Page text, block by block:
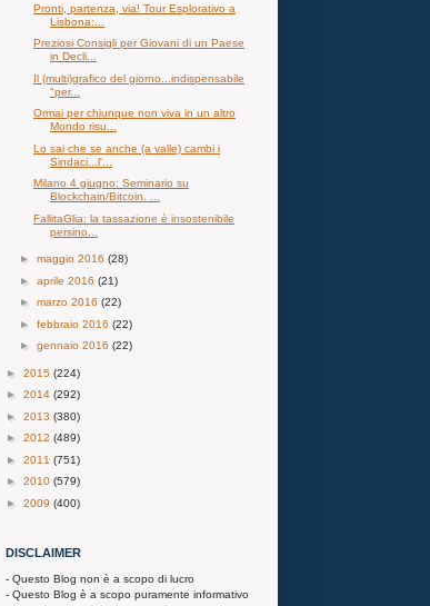
Pronti, partenza, via! Tour Esplorativo a
Lisbona:...
Preziosi Consigli per Giovani di un Paese
in Decli...
Il (multi)grafico del giorno...indispensabile
"per...
Ormai per chiunque non viva in un altro
Mondo risu...
Lo sai che se anche (a valle) cambi i
Sindaci...l'...
Milano 4 giugno: Seminario su
Blockchain/Bitcoin. ...
FallitaGlia: la tassazione è insostenibile
persino...
► maggio 2016 (28)
► aprile 2016 (21)
► marzo 2016 (22)
► febbraio 2016 (22)
► gennaio 2016 (22)
► 2015 (224)
► 2014 (292)
► 2013 (380)
► 2012 (489)
► 2011 (751)
► 2010 (579)
► 2009 (400)
DISCLAIMER
- Questo Blog non è a scopo di lucro
- Questo Blog è a scopo puramente informativo